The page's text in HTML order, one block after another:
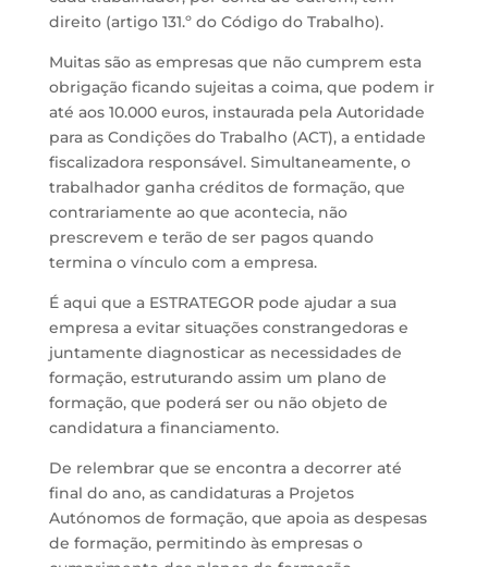
direito (artigo 131.º do Código do Trabalho).
Muitas são as empresas que não cumprem esta
obrigação ficando sujeitas a coima, que podem ir
até aos 10.000 euros, instaurada pela Autoridade
para as Condições do Trabalho (ACT), a entidade
fiscalizadora responsável. Simultaneamente, o
trabalhador ganha créditos de formação, que
contrariamente ao que acontecia, não
prescrevem e terão de ser pagos quando
termina o vínculo com a empresa.
É aqui que a ESTRATEGOR pode ajudar a sua
empresa a evitar situações constrangedoras e
juntamente diagnosticar as necessidades de
formação, estruturando assim um plano de
formação, que poderá ser ou não objeto de
candidatura a financiamento.
De relembrar que se encontra a decorrer até
final do ano, as candidaturas a Projetos
Autónomos de formação, que apoia as despesas
de formação, permitindo às empresas o